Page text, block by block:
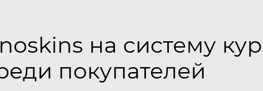
на систему
покупателей